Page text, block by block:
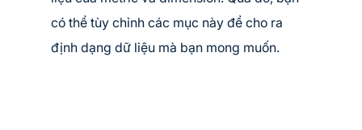
có thể tùy chỉnh các mục này để cho ra
định dạng dữ liệu mà bạn mong muốn.